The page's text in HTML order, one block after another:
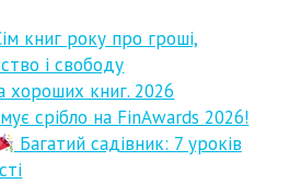
книг року про гроші,
і свободу
хороших книг. 2026
срібло на FinAwards 2026!
Багатий садівник: 7 уроків